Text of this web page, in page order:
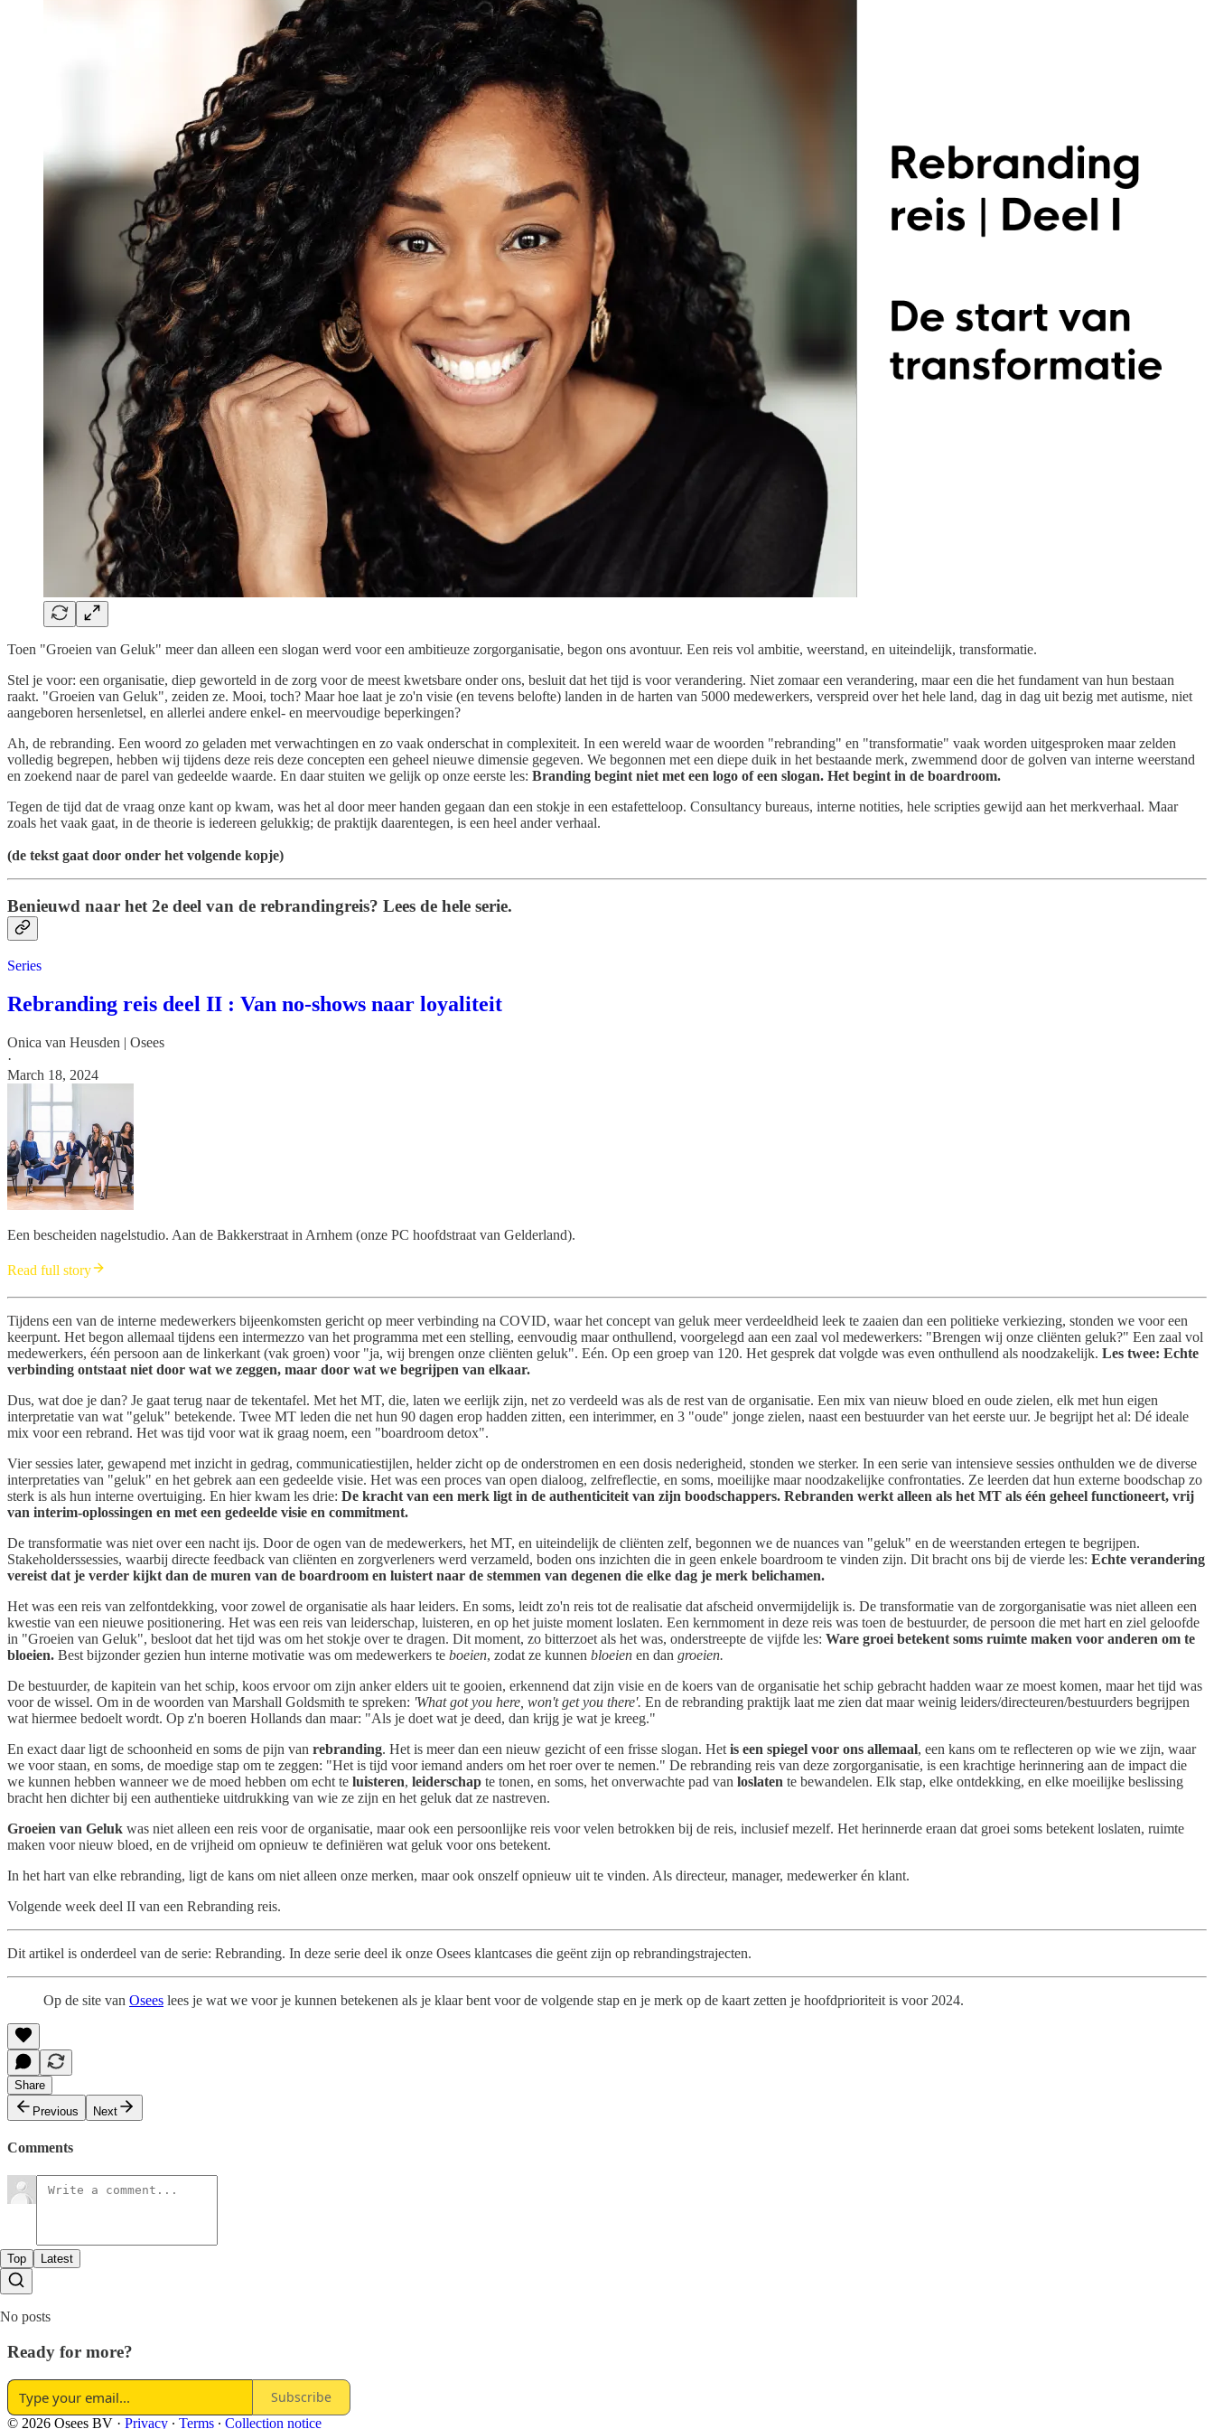
Toen "Groeien van Geluk" meer dan alleen een slogan werd voor een ambitieuze zorgorganisatie, begon ons avontuur. Een reis vol ambitie, weerstand, en uiteindelijk, transformatie.
Stel je voor: een organisatie, diep geworteld in de zorg voor de meest kwetsbare onder ons, besluit dat het tijd is voor verandering. Niet zomaar een verandering, maar een die het fundament van hun bestaan
raakt. "Groeien van Geluk", zeiden ze. Mooi, toch? Maar hoe laat je zo'n visie (en tevens belofte) landen in de harten van 5000 medewerkers, verspreid over het hele land, dag in dag uit bezig met autisme, niet
aangeboren hersenletsel, en allerlei andere enkel- en meervoudige beperkingen?
Ah, de rebranding. Een woord zo geladen met verwachtingen en zo vaak onderschat in complexiteit. In een wereld waar de woorden "rebranding" en "transformatie" vaak worden uitgesproken maar zelden
volledig begrepen, hebben wij tijdens deze reis deze concepten een geheel nieuwe dimensie gegeven. We begonnen met een diepe duik in het bestaande merk, zwemmend door de golven van interne weerstand
en zoekend naar de parel van gedeelde waarde. En daar stuiten we gelijk op onze eerste les: Branding begint niet met een logo of een slogan. Het begint in de boardroom.
Tegen de tijd dat de vraag onze kant op kwam, was het al door meer handen gegaan dan een stokje in een estafetteloop. Consultancy bureaus, interne notities, hele scripties gewijd aan het merkverhaal. Maar
zoals het vaak gaat, in de theorie is iedereen gelukkig; de praktijk daarentegen, is een heel ander verhaal.
(de tekst gaat door onder het volgende kopje)
Benieuwd naar het 2e deel van de rebrandingreis? Lees de hele serie.
Series
Rebranding reis deel II : Van no-shows naar loyaliteit
Onica van Heusden | Osees
·
March 18, 2024
Een bescheiden nagelstudio. Aan de Bakkerstraat in Arnhem (onze PC hoofdstraat van Gelderland).
Read full story
Tijdens een van de interne medewerkers bijeenkomsten gericht op meer verbinding na COVID, waar het concept van geluk meer verdeeldheid leek te zaaien dan een politieke verkiezing, stonden we voor een
keerpunt. Het begon allemaal tijdens een intermezzo van het programma met een stelling, eenvoudig maar onthullend, voorgelegd aan een zaal vol medewerkers: "Brengen wij onze cliënten geluk?" Een zaal vol
medewerkers, één persoon aan de linkerkant (vak groen) voor "ja, wij brengen onze cliënten geluk". Eén. Op een groep van 120. Het gesprek dat volgde was even onthullend als noodzakelijk. Les twee: Echte
verbinding ontstaat niet door wat we zeggen, maar door wat we begrijpen van elkaar.
Dus, wat doe je dan? Je gaat terug naar de tekentafel. Met het MT, die, laten we eerlijk zijn, net zo verdeeld was als de rest van de organisatie. Een mix van nieuw bloed en oude zielen, elk met hun eigen
interpretatie van wat "geluk" betekende. Twee MT leden die net hun 90 dagen erop hadden zitten, een interimmer, en 3 "oude" jonge zielen, naast een bestuurder van het eerste uur. Je begrijpt het al: Dé ideale
mix voor een rebrand. Het was tijd voor wat ik graag noem, een "boardroom detox".
Vier sessies later, gewapend met inzicht in gedrag, communicatiestijlen, helder zicht op de onderstromen en een dosis nederigheid, stonden we sterker. In een serie van intensieve sessies onthulden we de diverse
interpretaties van "geluk" en het gebrek aan een gedeelde visie. Het was een proces van open dialoog, zelfreflectie, en soms, moeilijke maar noodzakelijke confrontaties. Ze leerden dat hun externe boodschap zo
sterk is als hun interne overtuiging. En hier kwam les drie: De kracht van een merk ligt in de authenticiteit van zijn boodschappers. Rebranden werkt alleen als het MT als één geheel functioneert, vrij
van interim-oplossingen en met een gedeelde visie en commitment.
De transformatie was niet over een nacht ijs. Door de ogen van de medewerkers, het MT, en uiteindelijk de cliënten zelf, begonnen we de nuances van "geluk" en de weerstanden ertegen te begrijpen.
Stakeholderssessies, waarbij directe feedback van cliënten en zorgverleners werd verzameld, boden ons inzichten die in geen enkele boardroom te vinden zijn. Dit bracht ons bij de vierde les: Echte verandering
vereist dat je verder kijkt dan de muren van de boardroom en luistert naar de stemmen van degenen die elke dag je merk belichamen.
Het was een reis van zelfontdekking, voor zowel de organisatie als haar leiders. En soms, leidt zo'n reis tot de realisatie dat afscheid onvermijdelijk is. De transformatie van de zorgorganisatie was niet alleen een
kwestie van een nieuwe positionering. Het was een reis van leiderschap, luisteren, en op het juiste moment loslaten. Een kernmoment in deze reis was toen de bestuurder, de persoon die met hart en ziel geloofde
in "Groeien van Geluk", besloot dat het tijd was om het stokje over te dragen. Dit moment, zo bitterzoet als het was, onderstreepte de vijfde les: Ware groei betekent soms ruimte maken voor anderen om te
bloeien. Best bijzonder gezien hun interne motivatie was om medewerkers te boeien, zodat ze kunnen bloeien en dan groeien.
De bestuurder, de kapitein van het schip, koos ervoor om zijn anker elders uit te gooien, erkennend dat zijn visie en de koers van de organisatie het schip gebracht hadden waar ze moest komen, maar het tijd was
voor de wissel. Om in de woorden van Marshall Goldsmith te spreken: 'What got you here, won't get you there'. En de rebranding praktijk laat me zien dat maar weinig leiders/directeuren/bestuurders begrijpen
wat hiermee bedoelt wordt. Op z'n boeren Hollands dan maar: "Als je doet wat je deed, dan krijg je wat je kreeg."
En exact daar ligt de schoonheid en soms de pijn van rebranding. Het is meer dan een nieuw gezicht of een frisse slogan. Het is een spiegel voor ons allemaal, een kans om te reflecteren op wie we zijn, waar
we voor staan, en soms, de moedige stap om te zeggen: "Het is tijd voor iemand anders om het roer over te nemen." De rebranding reis van deze zorgorganisatie, is een krachtige herinnering aan de impact die
we kunnen hebben wanneer we de moed hebben om echt te luisteren, leiderschap te tonen, en soms, het onverwachte pad van loslaten te bewandelen. Elk stap, elke ontdekking, en elke moeilijke beslissing
bracht hen dichter bij een authentieke uitdrukking van wie ze zijn en het geluk dat ze nastreven.
Groeien van Geluk was niet alleen een reis voor de organisatie, maar ook een persoonlijke reis voor velen betrokken bij de reis, inclusief mezelf. Het herinnerde eraan dat groei soms betekent loslaten, ruimte
maken voor nieuw bloed, en de vrijheid om opnieuw te definiëren wat geluk voor ons betekent.
In het hart van elke rebranding, ligt de kans om niet alleen onze merken, maar ook onszelf opnieuw uit te vinden. Als directeur, manager, medewerker én klant.
Volgende week deel II van een Rebranding reis.
Dit artikel is onderdeel van de serie: Rebranding. In deze serie deel ik onze Osees klantcases die geënt zijn op rebrandingstrajecten.
Op de site van Osees lees je wat we voor je kunnen betekenen als je klaar bent voor de volgende stap en je merk op de kaart zetten je hoofdprioriteit is voor 2024.
Share
Previous
Next
Comments
Top Latest
No posts
Ready for more?
Subscribe
© 2026 Osees BV · Privacy ∙ Terms ∙ Collection notice